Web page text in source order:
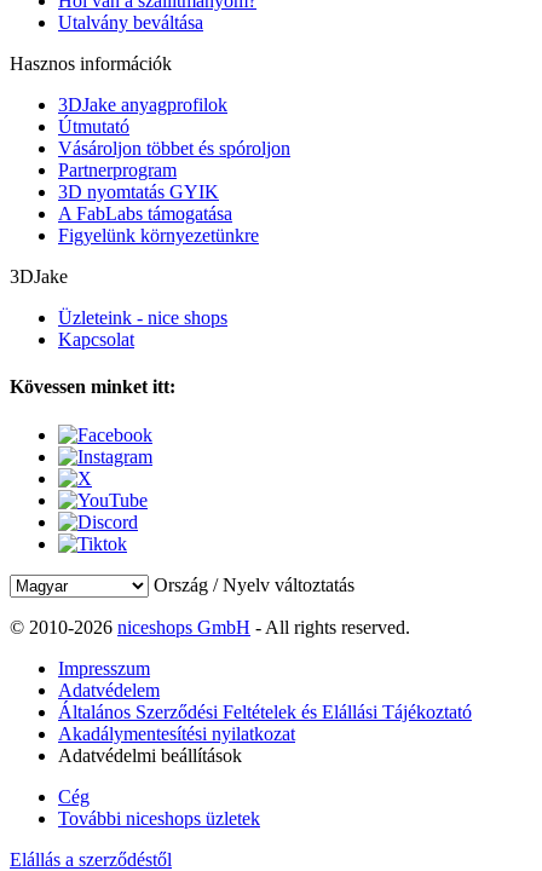
Utalvány beváltása
Hasznos információk
3DJake anyagprofilok
Útmutató
Vásároljon többet és spóroljon
Partnerprogram
3D nyomtatás GYIK
A FabLabs támogatása
Figyelünk környezetünkre
3DJake
Üzleteink - nice shops
Kapcsolat
Kövessen minket itt:
Ország / Nyelv változtatás
© 2010-2026 niceshops GmbH - All rights reserved.
Impresszum
Adatvédelem
Általános Szerződési Feltételek és Elállási Tájékoztató
Akadálymentesítési nyilatkozat
Adatvédelmi beállítások
Cég
További niceshops üzletek
Elállás a szerződéstől